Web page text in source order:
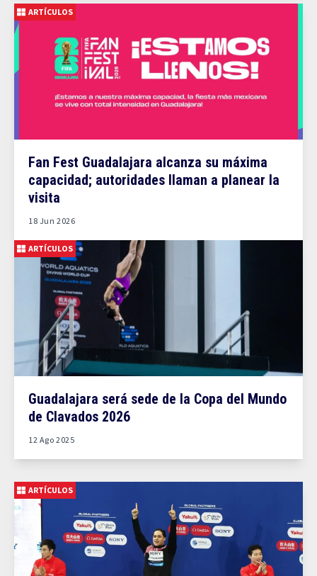
ARTÍCULOS
Fan Fest Guadalajara alcanza su máxima
capacidad; autoridades llaman a planear la
visita
18 Jun 2026
ARTÍCULOS
Guadalajara será sede de la Copa del Mundo
de Clavados 2026
12 Ago 2025
ARTÍCULOS